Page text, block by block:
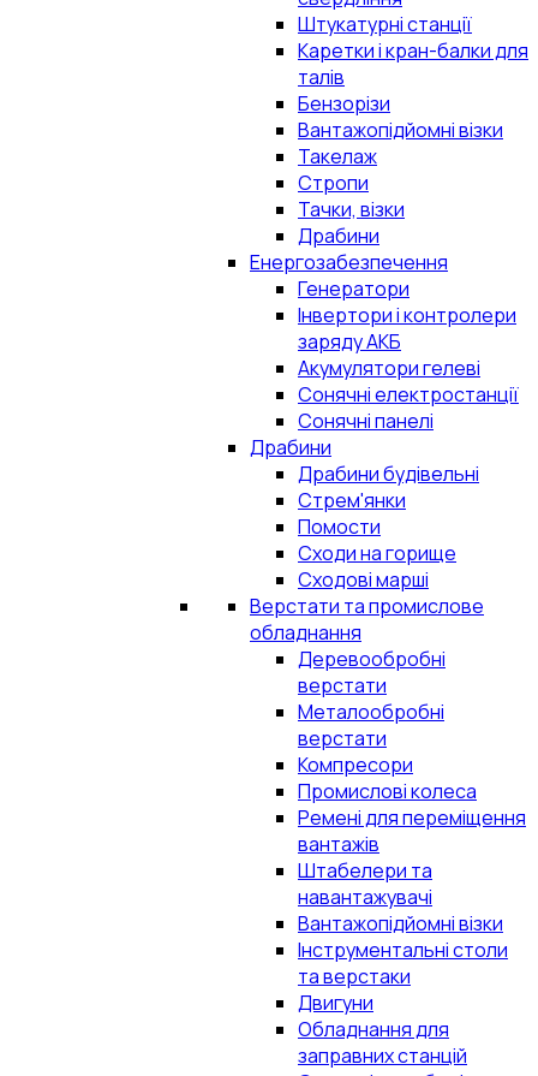
Штукатурні станції
Каретки і кран-балки для
талів
Бензорізи
Вантажопідйомні візки
Такелаж
Стропи
Тачки, візки
Драбини
Енергозабезпечення
Генератори
Інвертори і контролери
заряду АКБ
Акумулятори гелеві
Сонячні електростанції
Сонячні панелі
Драбини
Драбини будівельні
Стрем'янки
Помости
Сходи на горище
Сходові марші
Верстати та промислове
обладнання
Деревообробні
верстати
Металообробні
верстати
Компресори
Промислові колеса
Ремені для переміщення
вантажів
Штабелери та
навантажувачі
Вантажопідйомні візки
Інструментальні столи
та верстаки
Двигуни
Обладнання для
заправних станцій